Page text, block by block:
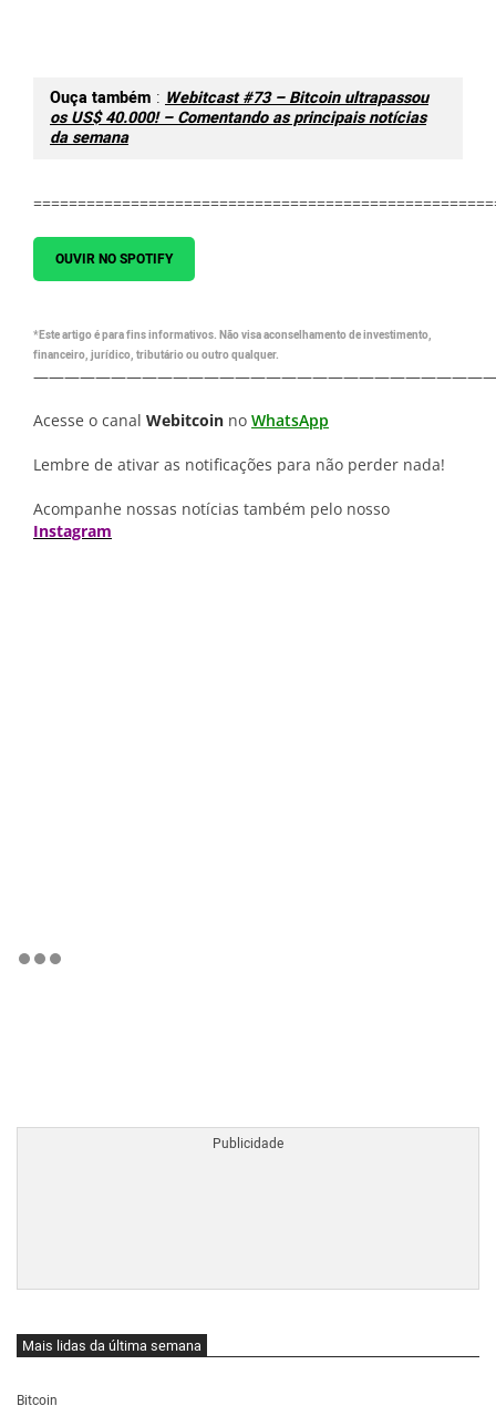
Ouça também : Webitcast #73 – Bitcoin ultrapassou
os US$ 40.000! – Comentando as principais notícias
da semana
OUVIR NO SPOTIFY
*Este artigo é para fins informativos. Não visa aconselhamento de investimento,
financeiro, jurídico, tributário ou outro qualquer.
Acesse o canal Webitcoin no WhatsApp
Lembre de ativar as notificações para não perder nada!
Acompanhe nossas notícias também pelo nosso
Instagram
Mais lidas da última semana
Bitcoin